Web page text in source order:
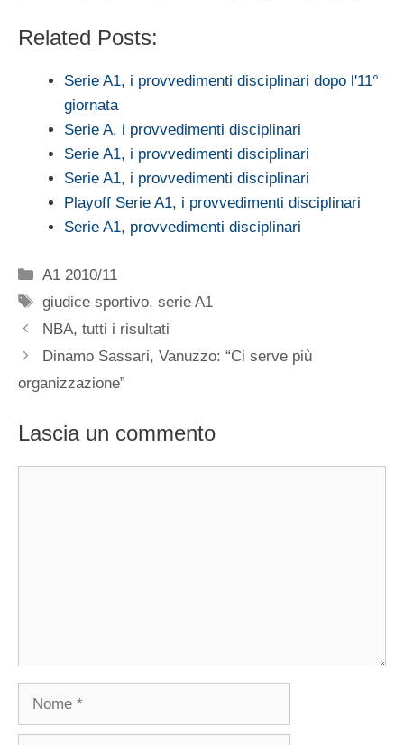
Related Posts:
Serie A1, i provvedimenti disciplinari dopo l'11°
giornata
Serie A, i provvedimenti disciplinari
Serie A1, i provvedimenti disciplinari
Serie A1, i provvedimenti disciplinari
Playoff Serie A1, i provvedimenti disciplinari
Serie A1, provvedimenti disciplinari
Categorie
A1 2010/11
Tag
giudice sportivo,serie A1
NBA, tutti i risultati
Dinamo Sassari, Vanuzzo: “Ci serve più
organizzazione”
Lascia un commento